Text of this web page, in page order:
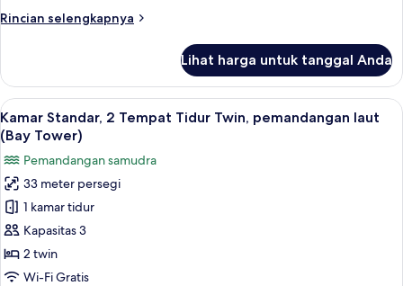
pemandangan
Bay
Tower)
Rincian selengkapnya
Rincian
Kamar
Standar,
1
Tempat
Tidur
King,
pemandangan
pantai
(Pattaya,
Bay
Lihat harga untuk tanggal Anda
Lihat
semua
foto
untuk
Kamar
Standar,
2
Tempat
Tidur
Kamar Standar, 2 Tempat Tidur
7
Kamar Standar, 2 Tempat Tidur Twin, pemandangan laut
(Bay Tower)
Pemandangan samudra
33 meter persegi
1 kamar tidur
Kapasitas 3
2 twin
Wi-Fi Gratis